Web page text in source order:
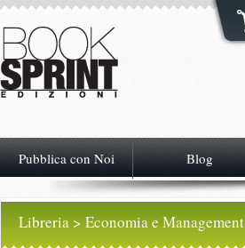
Pubblica con Noi Blog
Libreria > Economia e Management